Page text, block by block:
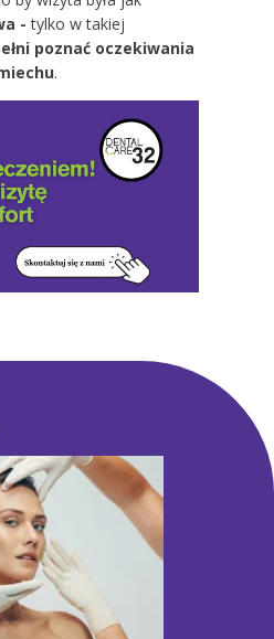
-tylko w takiej
poznać oczekiwania
.